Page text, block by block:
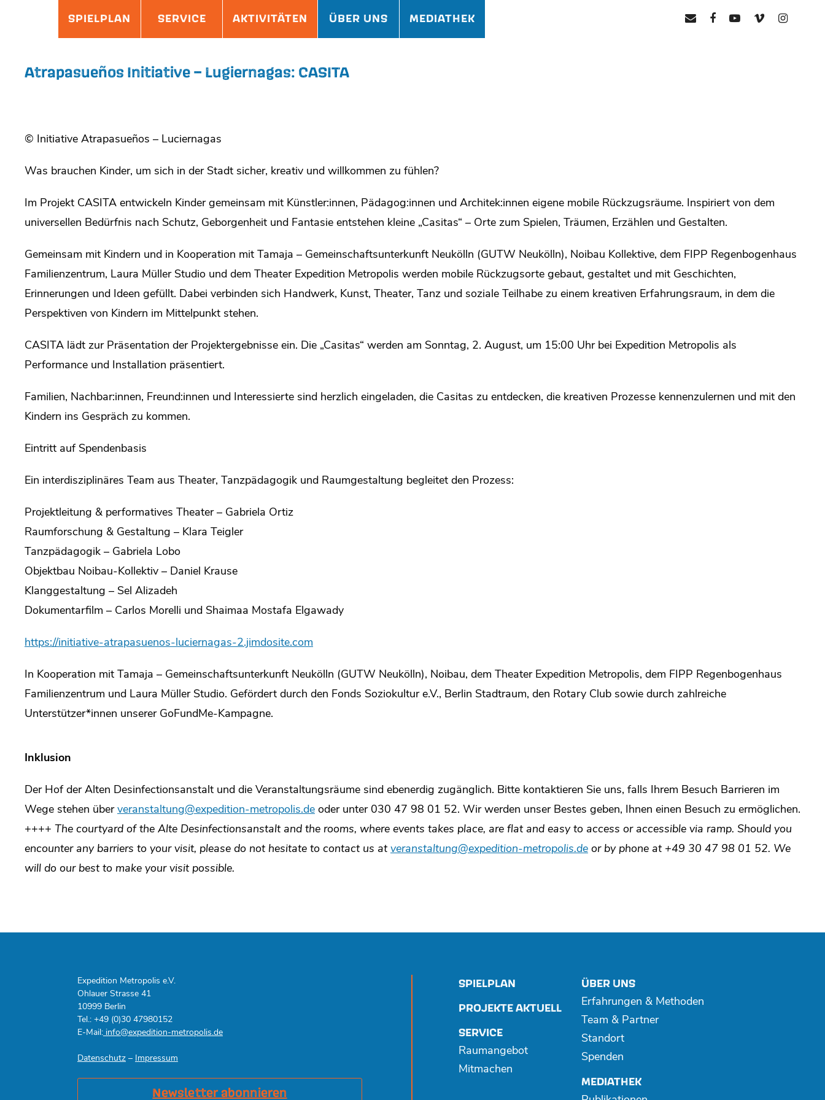
SPIELPLAN SERVICE AKTIVITÄTEN ÜBER UNS MEDIATHEK
Atrapasueños Initiative – Lugiernagas: CASITA
© Initiative Atrapasueños – Luciernagas
Was brauchen Kinder, um sich in der Stadt sicher, kreativ und willkommen zu fühlen?
Im Projekt CASITA entwickeln Kinder gemeinsam mit Künstler:innen, Pädagog:innen und Architek:innen eigene mobile Rückzugsräume. Inspiriert von dem
universellen Bedürfnis nach Schutz, Geborgenheit und Fantasie entstehen kleine „Casitas“ – Orte zum Spielen, Träumen, Erzählen und Gestalten.
Gemeinsam mit Kindern und in Kooperation mit Tamaja – Gemeinschaftsunterkunft Neukölln (GUTW Neukölln), Noibau Kollektive, dem FIPP Regenbogenhaus
Familienzentrum, Laura Müller Studio und dem Theater Expedition Metropolis werden mobile Rückzugsorte gebaut, gestaltet und mit Geschichten,
Erinnerungen und Ideen gefüllt. Dabei verbinden sich Handwerk, Kunst, Theater, Tanz und soziale Teilhabe zu einem kreativen Erfahrungsraum, in dem die
Perspektiven von Kindern im Mittelpunkt stehen.
CASITA lädt zur Präsentation der Projektergebnisse ein. Die „Casitas“ werden am Sonntag, 2. August, um 15:00 Uhr bei Expedition Metropolis als
Performance und Installation präsentiert.
Familien, Nachbar:innen, Freund:innen und Interessierte sind herzlich eingeladen, die Casitas zu entdecken, die kreativen Prozesse kennenzulernen und mit den
Kindern ins Gespräch zu kommen.
Eintritt auf Spendenbasis
Ein interdisziplinäres Team aus Theater, Tanzpädagogik und Raumgestaltung begleitet den Prozess:
Projektleitung & performatives Theater – Gabriela Ortiz
Raumforschung & Gestaltung – Klara Teigler
Tanzpädagogik – Gabriela Lobo
Objektbau Noibau-Kollektiv – Daniel Krause
Klanggestaltung – Sel Alizadeh
Dokumentarfilm – Carlos Morelli und Shaimaa Mostafa Elgawady
https://initiative-atrapasuenos-luciernagas-2.jimdosite.com
In Kooperation mit Tamaja – Gemeinschaftsunterkunft Neukölln (GUTW Neukölln), Noibau, dem Theater Expedition Metropolis, dem FIPP Regenbogenhaus
Familienzentrum und Laura Müller Studio. Gefördert durch den Fonds Soziokultur e.V., Berlin Stadtraum, den Rotary Club sowie durch zahlreiche
Unterstützer*innen unserer GoFundMe-Kampagne.
Inklusion
Der Hof der Alten Desinfectionsanstalt und die Veranstaltungsräume sind ebenerdig zugänglich. Bitte kontaktieren Sie uns, falls Ihrem Besuch Barrieren im
Wege stehen über veranstaltung@expedition-metropolis.de oder unter 030 47 98 01 52. Wir werden unser Bestes geben, Ihnen einen Besuch zu ermöglichen.
++++ The courtyard of the Alte Desinfectionsanstalt and the rooms, where events takes place, are flat and easy to access or accessible via ramp. Should you
encounter any barriers to your visit, please do not hesitate to contact us at veranstaltung@expedition-metropolis.de or by phone at +49 30 47 98 01 52. We
will do our best to make your visit possible.
Expedition Metropolis e.V.
Ohlauer Strasse 41
10999 Berlin
Tel.: +49 (0)30 47980152
E-Mail: info@expedition-metropolis.de
Datenschutz – Impressum
Newsletter abonnieren
SPIELPLAN
PROJEKTE AKTUELL
SERVICE
Raumangebot
Mitmachen
ÜBER UNS
Erfahrungen & Methoden
Team & Partner
Standort
Spenden
MEDIATHEK